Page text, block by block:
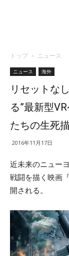
トップ ニュース
ニュース 海外
リセットな
る”最新型
たちの生死
2016年11月17日
近未来のニュー
戦闘を描く映画『
開される。